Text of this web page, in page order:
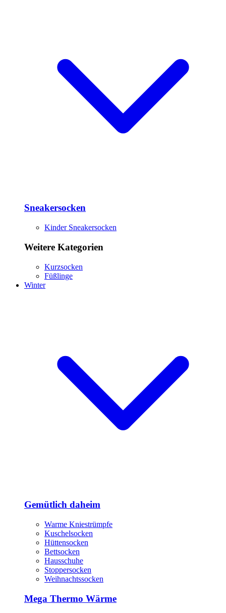
Sneakersocken
Kinder Sneakersocken
Weitere Kategorien
Kurzsocken
Füßlinge
Winter
Gemütlich daheim
Warme Kniestrümpfe
Kuschelsocken
Hüttensocken
Bettsocken
Hausschuhe
Stoppersocken
Weihnachtssocken
Mega Thermo Wärme